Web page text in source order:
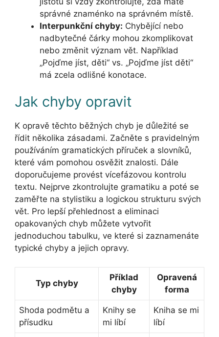
správné znaménko na správném místě.
Interpunkční chyby: Chybějící nebo
nadbytečné čárky mohou zkomplikovat
nebo změnit význam vět. Například
„Pojďme jíst, děti“ vs. „Pojďme jíst děti“
má zcela odlišné konotace.
Jak chyby opravit
K opravě těchto běžných chyb je důležité se
řídit několika zásadami. Začněte s pravidelným
používáním gramatických příruček a slovníků,
které vám pomohou osvěžit znalosti. Dále
doporučujeme provést vícefázovou kontrolu
textu. Nejprve zkontrolujte gramatiku a poté se
zaměřte na stylistiku a logickou strukturu svých
vět. Pro lepší přehlednost a eliminaci
opakovaných chyb můžete vytvořit
jednoduchou tabulku, ve které si zaznamenáte
typické chyby a jejich opravy.
Typ chyby
Příklad
chyby
Opravená
forma
Shoda podmětu a
přísudku
Knihy se
mi líbí
Kniha se mi
líbí